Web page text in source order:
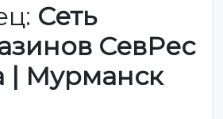
Сеть
СевРес
| Мурманск